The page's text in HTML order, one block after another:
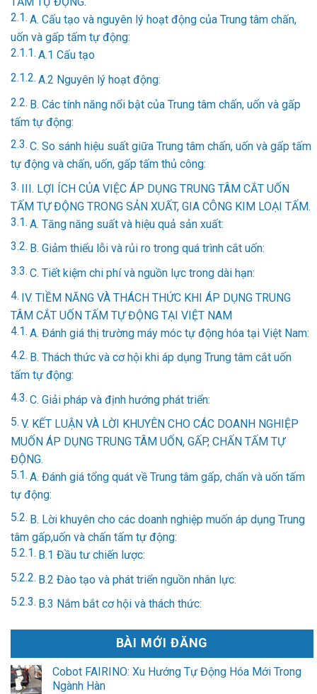
A. Cấu tạo và nguyên lý hoạt động của Trung tâm chấn,
uốn và gấp tấm tự động:
A.1 Cấu tạo
A.2 Nguyên lý hoạt động:
B. Các tính năng nổi bật của Trung tâm chấn, uốn và gấp
tấm tự động:
C. So sánh hiệu suất giữa Trung tâm chấn, uốn và gấp tấm
tự động và chấn, uốn, gấp tấm thủ công:
III. LỢI ÍCH CỦA VIỆC ÁP DỤNG TRUNG TÂM CẮT UỐN
TẤM TỰ ĐỘNG TRONG SẢN XUẤT, GIA CÔNG KIM LOẠI TẤM.
A. Tăng năng suất và hiệu quả sản xuất:
B. Giảm thiểu lỗi và rủi ro trong quá trình cắt uốn:
C. Tiết kiệm chi phí và nguồn lực trong dài hạn:
IV. TIỀM NĂNG VÀ THÁCH THỨC KHI ÁP DỤNG TRUNG
TÂM CẮT UỐN TẤM TỰ ĐỘNG TẠI VIỆT NAM
A. Đánh giá thị trường máy móc tự động hóa tại Việt Nam:
B. Thách thức và cơ hội khi áp dụng Trung tâm cắt uốn
tấm tự động:
C. Giải pháp và định hướng phát triển:
V. KẾT LUẬN VÀ LỜI KHUYÊN CHO CÁC DOANH NGHIỆP
MUỐN ÁP DỤNG TRUNG TÂM UỐN, GẤP, CHẤN TẤM TỰ
ĐỘNG.
A. Đánh giá tổng quát về Trung tâm gấp, chấn và uốn tấm
tự động:
B. Lời khuyên cho các doanh nghiệp muốn áp dụng Trung
tâm gấp,uốn và chấn tấm tự động:
B.1 Đầu tư chiến lược:
B.2 Đào tạo và phát triển nguồn nhân lực:
B.3 Nắm bắt cơ hội và thách thức:
BÀI MỚI ĐĂNG
Cobot FAIRINO: Xu Hướng Tự Động Hóa Mới Trong
Ngành Hàn